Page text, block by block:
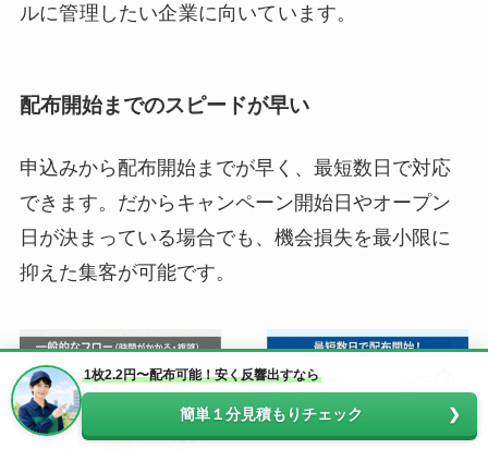
ルに管理したい企業に向いています。
配布開始までのスピードが早い
申込みから配布開始までが早く、最短数日で対応
できます。だからキャンペーン開始日やオープン
日が決まっている場合でも、機会損失を最小限に
抑えた集客が可能です。
1枚2.2円〜配布可能！安く反響出すなら
簡単１分見積もりチェック